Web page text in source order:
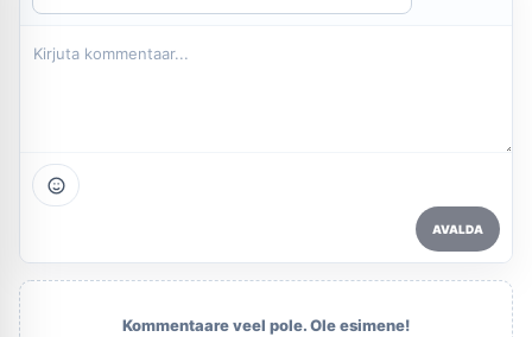
AVALDA
Kommentaare veel pole. Ole esimene!